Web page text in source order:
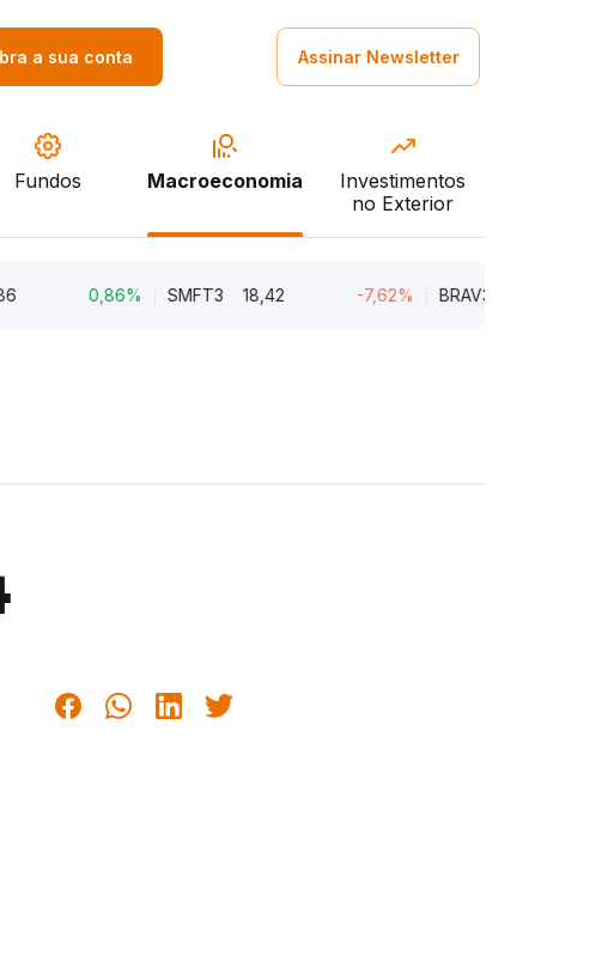
a sua conta Assinar Newsletter
Fundos Macroeconomia
Investimentos
no Exterior
0,86% SMFT3 18,42 -7,62% BRAV3 18,45